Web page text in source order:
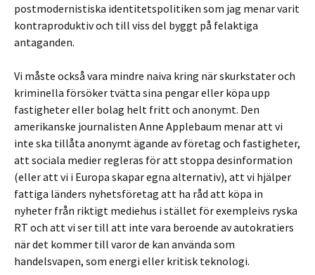
postmodernistiska identitetspolitiken som jag menar varit
kontraproduktiv och till viss del byggt på felaktiga
antaganden.
Vi måste också vara mindre naiva kring när skurkstater och
kriminella försöker tvätta sina pengar eller köpa upp
fastigheter eller bolag helt fritt och anonymt. Den
amerikanske journalisten Anne Applebaum menar att vi
inte ska tillåta anonymt ägande av företag och fastigheter,
att sociala medier regleras för att stoppa desinformation
(eller att vi i Europa skapar egna alternativ), att vi hjälper
fattiga länders nyhetsföretag att ha råd att köpa in
nyheter från riktigt mediehus i stället för exempleivs ryska
RT och att vi ser till att inte vara beroende av autokratiers
när det kommer till varor de kan använda som
handelsvapen, som energi eller kritisk teknologi.